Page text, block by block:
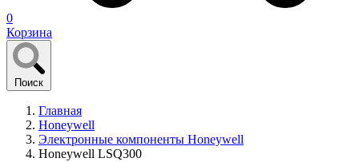
0
Корзина
Поиск
Главная
Honeywell
Электронные компоненты Honeywell
Honeywell LSQ300